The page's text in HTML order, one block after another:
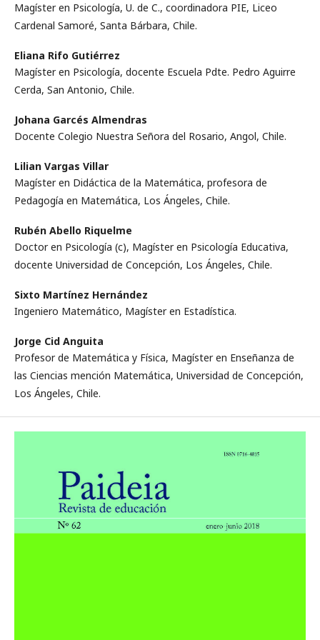
Magíster en Psicología, U. de C., coordinadora PIE, Liceo
Cardenal Samoré, Santa Bárbara, Chile.
Eliana Rifo Gutiérrez
Magíster en Psicología, docente Escuela Pdte. Pedro Aguirre
Cerda, San Antonio, Chile.
Johana Garcés Almendras
Docente Colegio Nuestra Señora del Rosario, Angol, Chile.
Lilian Vargas Villar
Magíster en Didáctica de la Matemática, profesora de
Pedagogía en Matemática, Los Ángeles, Chile.
Rubén Abello Riquelme
Doctor en Psicología (c), Magíster en Psicología Educativa,
docente Universidad de Concepción, Los Ángeles, Chile.
Sixto Martínez Hernández
Ingeniero Matemático, Magíster en Estadística.
Jorge Cid Anguita
Profesor de Matemática y Física, Magíster en Enseñanza de
las Ciencias mención Matemática, Universidad de Concepción,
Los Ángeles, Chile.